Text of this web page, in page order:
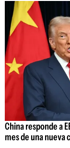
China responde a
mes de una nueva